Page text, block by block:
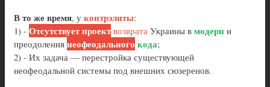
В то же время, у контрэлиты:
1) - Отсутствует проект возврата Украины в модерн и
преодоления неофеодального кода;
2) - Их задача — перестройка существующей
неофеодальной системы под внешних сюзеренов.